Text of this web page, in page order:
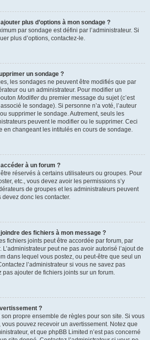
plus d’options à mon sondage ?
par sondage est défini par l’administrateur. Si
plus d’options, contactez-le.
un sondage ?
les sondages ne peuvent être modifiés que par
ou un administrateur. Pour modifier un
Modifierdu premier message du sujet (c’est
le sondage). Si personne n’a voté, l’auteur
supprimer le sondage. Autrement, seuls les
peuvent le modifier ou le supprimer. Ceci
en changeant les intitulés en cours de sondage.
à un forum ?
réservés à certains utilisateurs ou groupes. Pour
etc., vous devez avoir les permissions s’y
de groupes et les administrateurs peuvent
donc les contacter.
des fichiers à mon message ?
fichiers joints peut être accordée par forum, par
peut ne pas avoir autorisé l’ajout de
dans lequel vous postez, ou peut-être que seul un
l’administrateur si vous ne savez pas
ajouter de fichiers joints sur un forum.
?
propre ensemble de règles pour son site. Si vous
pouvez recevoir un avertissement. Notez que
et que phpBB Limited n’est pas concerné